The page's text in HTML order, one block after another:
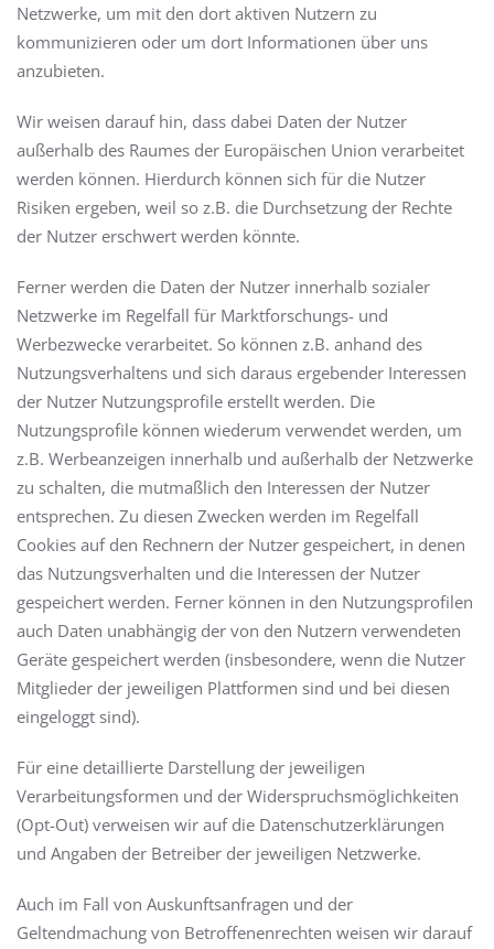
Netzwerke, um mit den dort aktiven Nutzern zu
kommunizieren oder um dort Informationen über uns
anzubieten.
Wir weisen darauf hin, dass dabei Daten der Nutzer
außerhalb des Raumes der Europäischen Union verarbeitet
werden können. Hierdurch können sich für die Nutzer
Risiken ergeben, weil so z.B. die Durchsetzung der Rechte
der Nutzer erschwert werden könnte.
Ferner werden die Daten der Nutzer innerhalb sozialer
Netzwerke im Regelfall für Marktforschungs- und
Werbezwecke verarbeitet. So können z.B. anhand des
Nutzungsverhaltens und sich daraus ergebender Interessen
der Nutzer Nutzungsprofile erstellt werden. Die
Nutzungsprofile können wiederum verwendet werden, um
z.B. Werbeanzeigen innerhalb und außerhalb der Netzwerke
zu schalten, die mutmaßlich den Interessen der Nutzer
entsprechen. Zu diesen Zwecken werden im Regelfall
Cookies auf den Rechnern der Nutzer gespeichert, in denen
das Nutzungsverhalten und die Interessen der Nutzer
gespeichert werden. Ferner können in den Nutzungsprofilen
auch Daten unabhängig der von den Nutzern verwendeten
Geräte gespeichert werden (insbesondere, wenn die Nutzer
Mitglieder der jeweiligen Plattformen sind und bei diesen
eingeloggt sind).
Für eine detaillierte Darstellung der jeweiligen
Verarbeitungsformen und der Widerspruchsmöglichkeiten
(Opt-Out) verweisen wir auf die Datenschutzerklärungen
und Angaben der Betreiber der jeweiligen Netzwerke.
Auch im Fall von Auskunftsanfragen und der
Geltendmachung von Betroffenenrechten weisen wir darauf